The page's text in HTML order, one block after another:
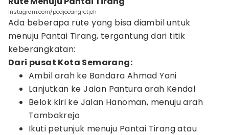
Instagram.com/pedjoeangretjeh
Ada beberapa rute yang bisa diambil untuk
menuju Pantai Tirang, tergantung dari titik
keberangkatan:
Dari pusat Kota Semarang:
Ambil arah ke Bandara Ahmad Yani
Lanjutkan ke Jalan Pantura arah Kendal
Belok kiri ke Jalan Hanoman, menuju arah
Tambakrejo
Ikuti petunjuk menuju Pantai Tirang atau